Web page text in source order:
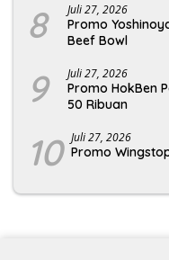
8 Juli 27, 2026
Promo
Beef Bowl
9 Juli 27, 2026
Promo HokBen
50 Ribuan
10 Juli 27, 2026
Promo